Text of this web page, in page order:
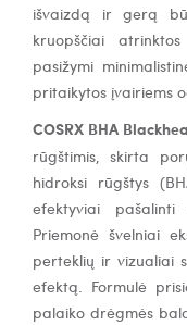
išvaizdą ir gerą
kruopščiai
pasižymi
pritaikytos įvairiems
COSRX BHA
rūgštimis, skirta
hidroksi rūgštys
efektyviai pašalinti
Priemonė švelniai
perteklių ir vizualiai
efektą. Formulė
palaiko drėgmės